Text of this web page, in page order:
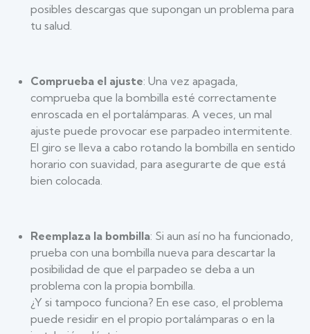
posibles descargas que supongan un problema para
tu salud.
Comprueba el ajuste: Una vez apagada,
comprueba que la bombilla esté correctamente
enroscada en el portalámparas. A veces, un mal
ajuste puede provocar ese parpadeo intermitente.
El giro se lleva a cabo rotando la bombilla en sentido
horario con suavidad, para asegurarte de que está
bien colocada.
Reemplaza la bombilla: Si aun así no ha funcionado,
prueba con una bombilla nueva para descartar la
posibilidad de que el parpadeo se deba a un
problema con la propia bombilla.
¿Y si tampoco funciona? En ese caso, el problema
puede residir en el propio portalámparas o en la